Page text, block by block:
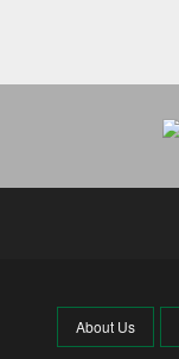
About Us